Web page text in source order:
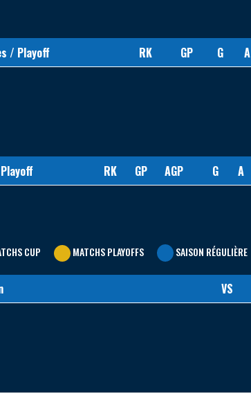
/ Playoff RK GP G A
RK GP AGP G A
CUP MATCHS PLAYOFFS SAISON RÉGULIÈRE
VS